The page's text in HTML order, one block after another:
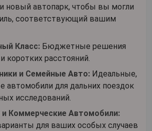
новый автопарк, чтобы вы могли
соответствующий вашим
Класс: Бюджетные решения
коротких расстояний.
и Семейные Авто: Идеальные,
автомобили для дальних поездок
исследований.
Коммерческие Автомобили:
для ваших особых случаев